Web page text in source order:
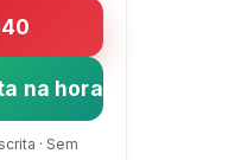
na hora
· Sem